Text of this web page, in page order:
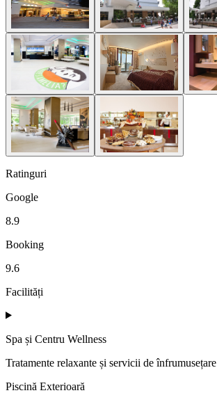
Ratinguri
Google
8.9
Booking
9.6
Facilități
Spa și Centru Wellness
Tratamente relaxante și servicii de înfrumusețare
Piscină Exterioară